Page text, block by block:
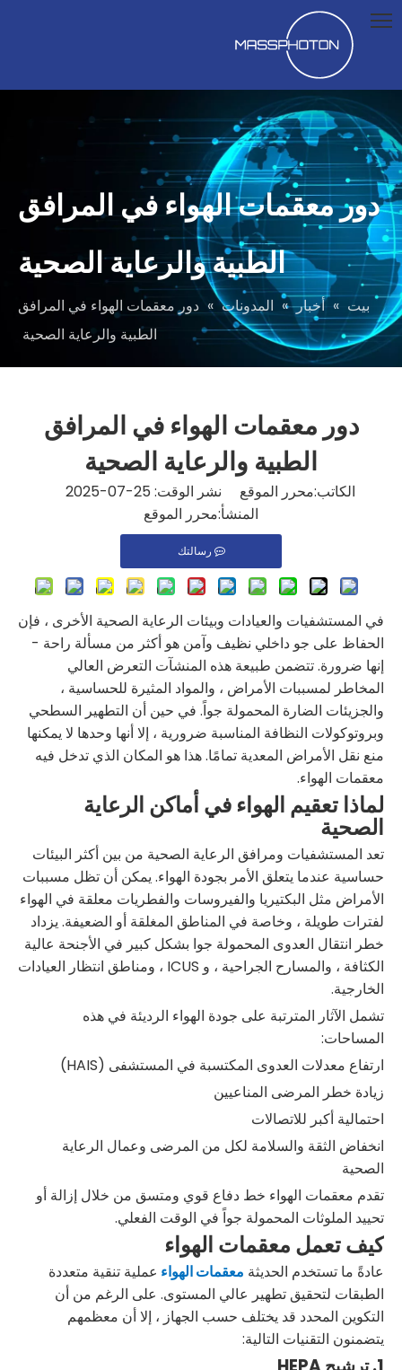
دور معقمات الهواء في المرافق
الطبية والرعاية الصحية
بيت » أخبار » المدونات » دور معقمات الهواء في المرافق
الطبية والرعاية الصحية
دور معقمات الهواء في المرافق
الطبية والرعاية الصحية
المنشأ:محرر الموقع
رسالتك
في المستشفيات والعيادات وبيئات الرعاية الصحية الأخرى ، فإن
الحفاظ على جو داخلي نظيف وآمن هو أكثر من مسألة راحة -
إنها ضرورة. تتضمن طبيعة هذه المنشآت التعرض العالي
المخاطر لمسببات الأمراض ، والمواد المثيرة للحساسية ،
والجزيئات الضارة المحمولة جواً. في حين أن التطهير السطحي
وبروتوكولات النظافة المناسبة ضرورية ، إلا أنها وحدها لا يمكنها
منع نقل الأمراض المعدية تمامًا. هذا هو المكان الذي تدخل فيه
معقمات الهواء.
لماذا تعقيم الهواء في أماكن الرعاية
الصحية
تعد المستشفيات ومرافق الرعاية الصحية من بين أكثر البيئات
حساسية عندما يتعلق الأمر بجودة الهواء. يمكن أن تظل مسببات
الأمراض مثل البكتيريا والفيروسات والفطريات معلقة في الهواء
لفترات طويلة ، وخاصة في المناطق المغلقة أو الضعيفة. يزداد
خطر انتقال العدوى المحمولة جوا بشكل كبير في الأجنحة عالية
الكثافة ، والمسارح الجراحية ، و ICUS ، ومناطق انتظار العيادات
الخارجية.
تشمل الآثار المترتبة على جودة الهواء الرديئة في هذه
المساحات:
ارتفاع معدلات العدوى المكتسبة في المستشفى (HAIS)
زيادة خطر المرضى المناعيين
احتمالية أكبر للاتصالات
انخفاض الثقة والسلامة لكل من المرضى وعمال الرعاية
الصحية
تقدم معقمات الهواء خط دفاع قوي ومتسق من خلال إزالة أو
تحييد الملوثات المحمولة جواً في الوقت الفعلي.
كيف تعمل معقمات الهواء
عادةً ما تستخدم الحديثة معقمات الهواء عملية تنقية متعددة
الطبقات لتحقيق تطهير عالي المستوى. على الرغم من أن
التكوين المحدد قد يختلف حسب الجهاز ، إلا أن معظمهم
يتضمنون التقنيات التالية: